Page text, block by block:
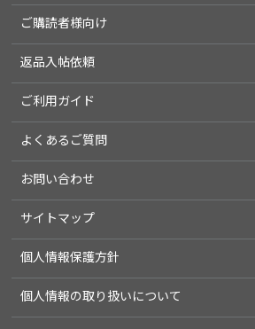
ご購読者様向け
返品入帖依頼
ご利用ガイド
よくあるご質問
お問い合わせ
サイトマップ
個人情報保護方針
個人情報の取り扱いについて